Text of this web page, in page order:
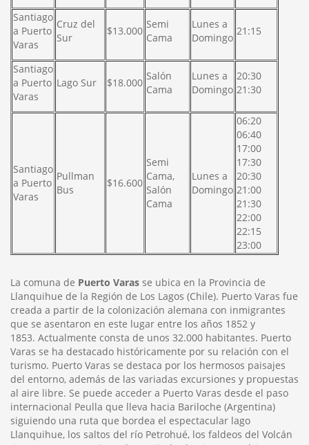
Santiago
a Puerto
Varas
Cruz del
Sur
$13.000
Semi
Cama
Lunes a
Domingo
21:15
Santiago
a Puerto
Varas
Lago Sur $18.000
Salón
Cama
Lunes a
Domingo
20:30
21:30
Santiago
a Puerto
Varas
Pullman
Bus
$16.600
Semi
Cama,
Salón
Cama
Lunes a
Domingo
06:20
06:40
17:00
17:30
20:30
21:00
21:30
22:00
22:15
23:00
La comuna de Puerto Varas se ubica en la Provincia de
Llanquihue de la Región de Los Lagos (Chile). Puerto Varas fue
creada a partir de la colonización alemana con inmigrantes
que se asentaron en este lugar entre los años 1852 y
1853. Actualmente consta de unos 32.000 habitantes. Puerto
Varas se ha destacado históricamente por su relación con el
turismo. Puerto Varas se destaca por los hermosos paisajes
del entorno, además de las variadas excursiones y propuestas
al aire libre. Se puede acceder a Puerto Varas desde el paso
internacional Peulla que lleva hacia Bariloche (Argentina)
siguiendo una ruta que bordea el espectacular lago
Llanquihue, los saltos del río Petrohué, los faldeos del Volcán